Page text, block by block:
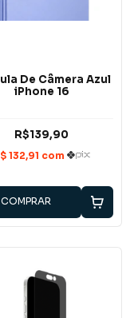
De Câmera Azul
iPhone 16
R$139,90
COMPRAR